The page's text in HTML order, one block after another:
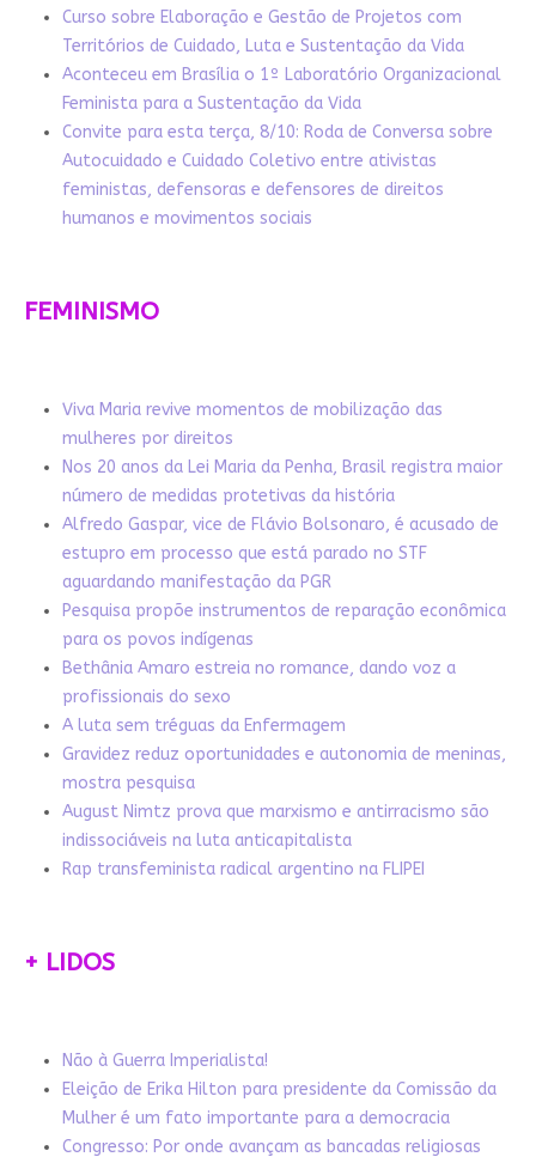
Curso sobre Elaboração e Gestão de Projetos com
Territórios de Cuidado, Luta e Sustentação da Vida
Aconteceu em Brasília o 1º Laboratório Organizacional
Feminista para a Sustentação da Vida
Convite para esta terça, 8/10: Roda de Conversa sobre
Autocuidado e Cuidado Coletivo entre ativistas
feministas, defensoras e defensores de direitos
humanos e movimentos sociais
FEMINISMO
Viva Maria revive momentos de mobilização das
mulheres por direitos
Nos 20 anos da Lei Maria da Penha, Brasil registra maior
número de medidas protetivas da história
Alfredo Gaspar, vice de Flávio Bolsonaro, é acusado de
estupro em processo que está parado no STF
aguardando manifestação da PGR
Pesquisa propõe instrumentos de reparação econômica
para os povos indígenas
Bethânia Amaro estreia no romance, dando voz a
profissionais do sexo
A luta sem tréguas da Enfermagem
Gravidez reduz oportunidades e autonomia de meninas,
mostra pesquisa
August Nimtz prova que marxismo e antirracismo são
indissociáveis na luta anticapitalista
Rap transfeminista radical argentino na FLIPEI
+ LIDOS
Não à Guerra Imperialista!
Eleição de Erika Hilton para presidente da Comissão da
Mulher é um fato importante para a democracia
Congresso: Por onde avançam as bancadas religiosas